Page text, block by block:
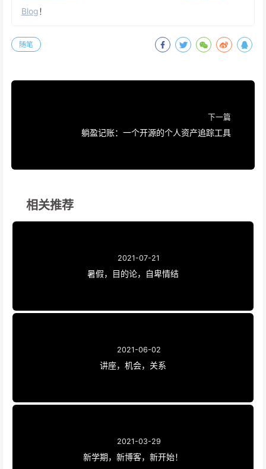
Blog！
随笔
下一篇
躺盈记账：一个开源的个人资产追踪工具
相关推荐
2021-07-21
暑假，目的论，自卑情结
2021-06-02
讲座，机会，关系
2021-03-29
新学期，新博客，新开始！